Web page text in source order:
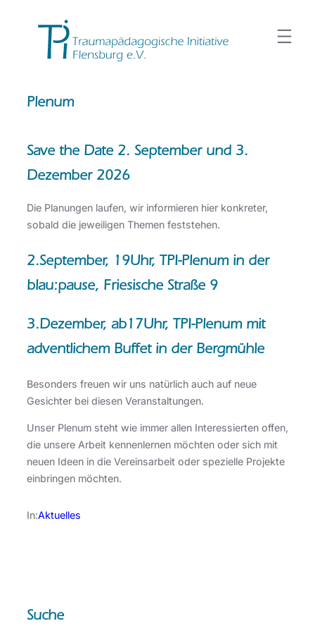
Plenum
Save the Date 2. September und 3.
Dezember 2026
Die Planungen laufen, wir informieren hier konkreter,
sobald die jeweiligen Themen feststehen.
2.September, 19Uhr, TPI-Plenum in der
blau:pause, Friesische Straße 9
3.Dezember, ab17Uhr, TPI-Plenum mit
adventlichem Buffet in der Bergmühle
Besonders freuen wir uns natürlich auch auf neue
Gesichter bei diesen Veranstaltungen.
Unser Plenum steht wie immer allen Interessierten offen,
die unsere Arbeit kennenlernen möchten oder sich mit
neuen Ideen in die Vereinsarbeit oder spezielle Projekte
einbringen möchten.
In:Aktuelles
Suche